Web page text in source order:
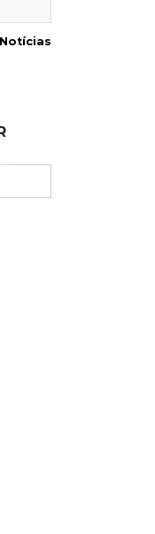
Notícias